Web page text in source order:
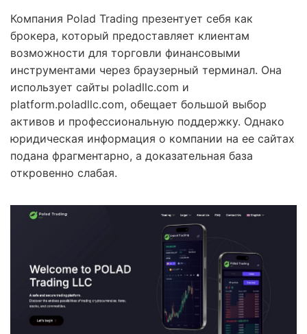
Компания Polad Trading презентует себя как
брокера, который предоставляет клиентам
возможности для торговли финансовыми
инструментами через браузерный терминал. Она
использует сайты poladllc.com и
platform.poladllc.com, обещает большой выбор
активов и профессиональную поддержку. Однако
юридическая информация о компании на ее сайтах
подана фрагментарно, а доказательная база
откровенно слабая.